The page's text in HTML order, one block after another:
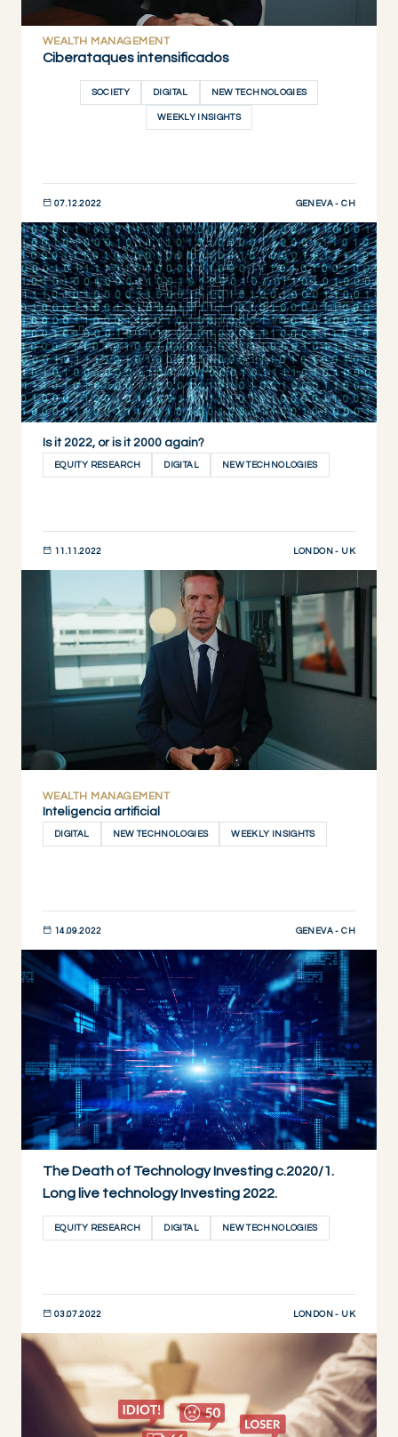
WEALTH MANAGEMENT
Ciberataques intensificados
SOCIETY DIGITAL NEW TECHNOLOGIES
WEEKLY INSIGHTS
07.12.2022 GENEVA - CH
DESCUBRIR AHORA
Is it 2022, or is it 2000 again?
EQUITY RESEARCH DIGITAL NEW TECHNOLOGIES
11.11.2022 LONDON - UK
DESCUBRIR AHORA
WEALTH MANAGEMENT
Inteligencia artificial
DIGITAL NEW TECHNOLOGIES WEEKLY INSIGHTS
14.09.2022 GENEVA - CH
DESCUBRIR AHORA
The Death of Technology Investing c.2020/1.
Long live technology Investing 2022.
EQUITY RESEARCH DIGITAL NEW TECHNOLOGIES
03.07.2022 LONDON - UK
DESCUBRIR AHORA